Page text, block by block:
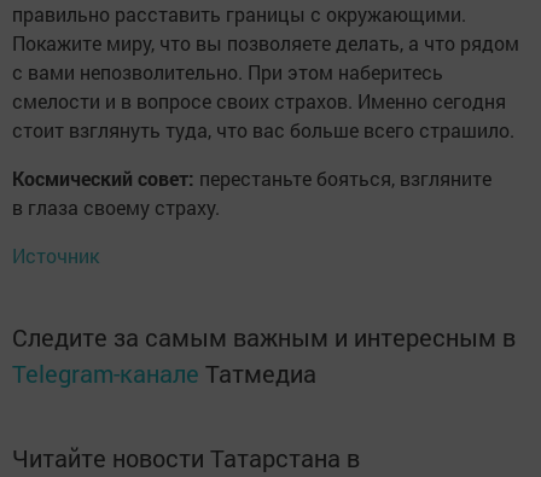
правильно расставить границы с окружающими.
Покажите миру, что вы позволяете делать, а что рядом
с вами непозволительно. При этом наберитесь
смелости и в вопросе своих страхов. Именно сегодня
стоит взглянуть туда, что вас больше всего страшило.
Космический совет: перестаньте бояться, взгляните
в глаза своему страху.
Источник
Следите за самым важным и интересным в
Telegram-канале Татмедиа
Читайте новости Татарстана в